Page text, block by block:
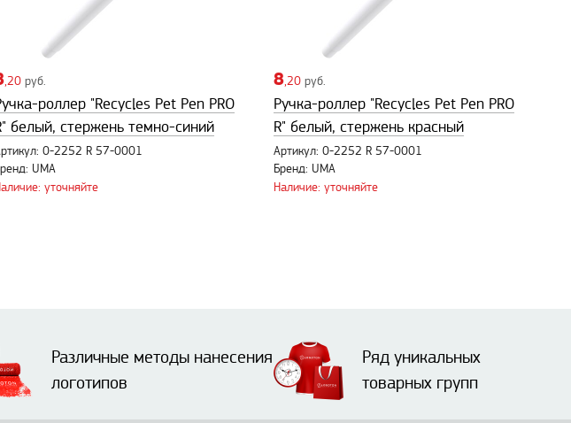
,20 руб.
роллер "Recycles Pet Pen PRO
белый, стержень темно-синий
0-2252 R 57-0001
UMA
уточняйте
8,20 руб.
Ручка-роллер "Recycles Pet Pen PRO
R" белый, стержень красный
Артикул: 0-2252 R 57-0001
Бренд: UMA
Наличие: уточняйте
Различные методы нанесения
логотипов
Ряд уникальных
товарных групп